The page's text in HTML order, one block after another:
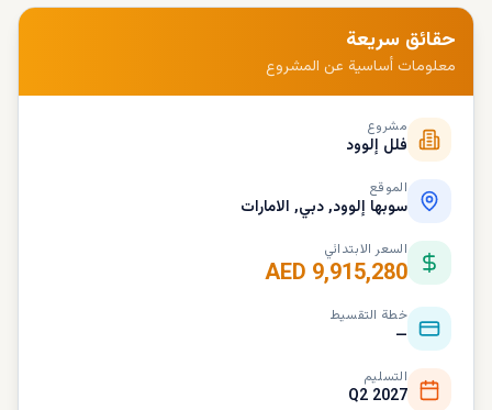
حقائق سريعة
معلومات أساسية عن المشروع
مشروع
فلل إلوود
الموقع
سوبها إلوود, دبي, الامارات
السعر الابتدائي
AED 9,915,280
خطة التقسيط
—
التسليم
Q2 2027